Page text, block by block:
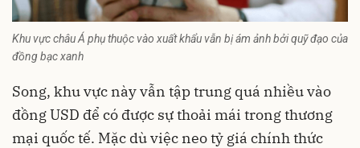
Khu vực châu Á phụ thuộc vào xuất khẩu vẫn bị ám ảnh bởi quỹ đạo của
đồng bạc xanh
Song, khu vực này vẫn tập trung quá nhiều vào
đồng USD để có được sự thoải mái trong thương
mại quốc tế. Mặc dù việc neo tỷ giá chính thức